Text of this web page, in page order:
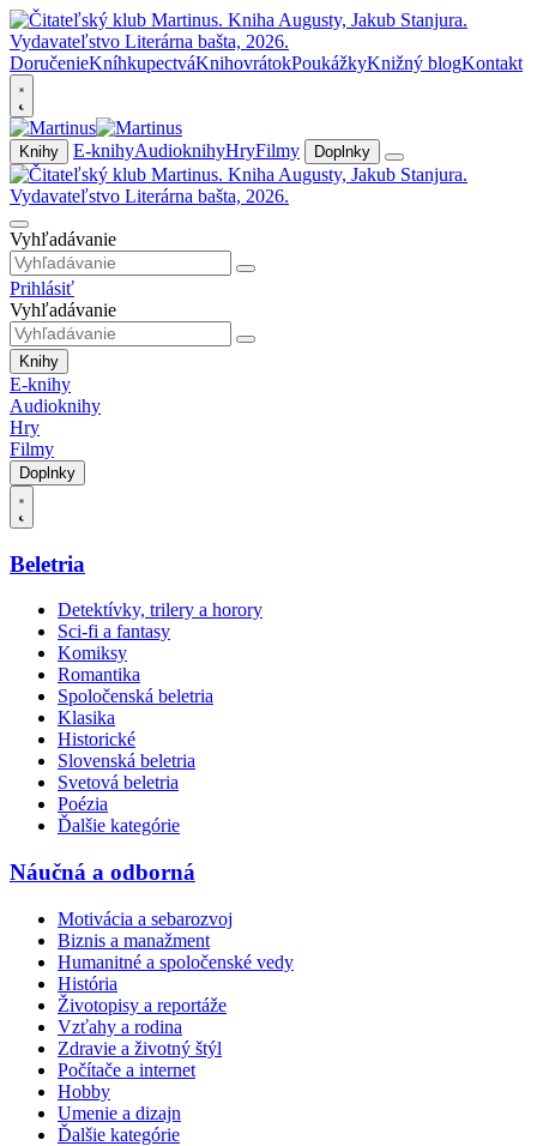
DoručenieKníhkupectváKnihovrátokPoukážkyKnižný blogKontakt
Knihy E-knihyAudioknihyHryFilmy Doplnky
Vyhľadávanie
Prihlásiť
Vyhľadávanie
Knihy
E-knihy
Audioknihy
Hry
Filmy
Doplnky
Beletria
Detektívky, trilery a horory
Sci-fi a fantasy
Komiksy
Romantika
Spoločenská beletria
Klasika
Historické
Slovenská beletria
Svetová beletria
Poézia
Ďalšie kategórie
Náučná a odborná
Motivácia a sebarozvoj
Biznis a manažment
Humanitné a spoločenské vedy
História
Životopisy a reportáže
Vzťahy a rodina
Zdravie a životný štýl
Počítače a internet
Hobby
Umenie a dizajn
Ďalšie kategórie